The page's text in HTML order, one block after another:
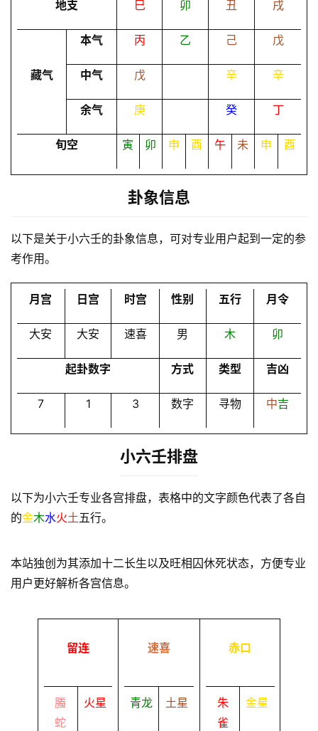
登录 注册
地支 巳 卯 丑 戌
本气 丙 乙 己 戊
藏气 中气 戊 辛 辛
余气 庚 癸 丁
旬空 寅 卯 申 酉 午 未 申 酉
卦象信息
以下是关于小六壬的卦象信息，可对专业用户起到一定的参
考作用。
月宫 日宫 时宫 性别 五行 月令
大安 大安 速喜 男 木 卯
起卦数字 方式 类型 吉凶
7 1 3 数字 寻物 中吉
小六壬排盘
以下为小六壬专业各宫排盘，表格中的文字颜色代表了各自
的金木水火土五行。
本站独创为其添加十二长生以及旺相囚休死状态，方便专业
用户更好解析各宫信息。
留连
螣
蛇
火星
速喜
青龙 土星
赤口
朱
雀
金星